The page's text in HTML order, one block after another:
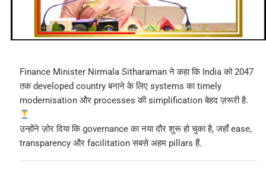
Finance Minister Nirmala Sitharaman ने कहा कि India को 2047
तक developed country बनाने के लिए systems का timely
modernisation और processes की simplification बेहद ज़रूरी है.
उन्होंने ज़ोर दिया कि governance का नया दौर शुरू हो चुका है, जहाँ ease,
transparency और facilitation सबसे अहम pillars हैं.